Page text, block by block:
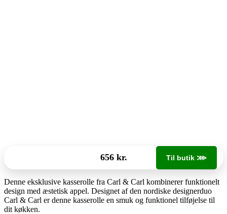
656 kr. Til butik ⋙
Denne eksklusive kasserolle fra Carl & Carl kombinerer funktionelt
design med æstetisk appel. Designet af den nordiske designerduo
Carl & Carl er denne kasserolle en smuk og funktionel tilføjelse til
dit køkken.